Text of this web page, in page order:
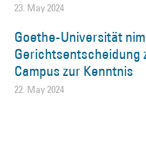
23. May 2024
Goethe-Universität
Gerichtsentscheidung
Campus zur Kenntnis
22. May 2024